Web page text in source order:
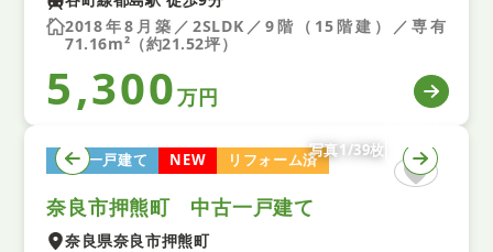
2018年8月築／2SLDK／9階（15階建）／専有
71.16m²（約21.52坪）
5,300万円
中古一戸建て NEW リフォーム済
写真1/39枚
奈良市押熊町 中古一戸建て
奈良県奈良市押熊町